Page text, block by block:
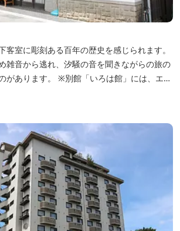
客室に彫刻ある百年の歴史を感じられます。
雑音から逃れ、汐騒の音を聞きながらの旅の
「いろは館」には、エイ
リアルな模型があり、初めて見た方はビック